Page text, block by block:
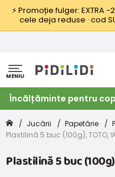
⚡ Promoție fulger: EXTRA
cele deja reduse · cod
MENIU
Încălțăminte pentru
Jucării Papetărie
Plastilină 5 buc (100g), TOTO,
Plastilină 5 buc